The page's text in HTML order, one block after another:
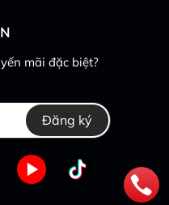
mãi đặc biệt?
Đăng ký